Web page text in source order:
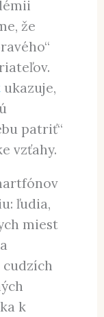
že
ukazuje,
patriť“
vzťahy.
ľudia,
miest
k